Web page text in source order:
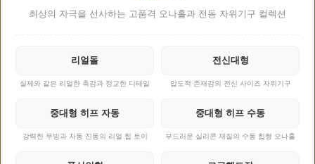
최상의 자극을 선사하는 고품격 오나홀과 전동 자위기구 컬렉션
리얼돌
실제와 같은 리얼한 촉감과 정교한 디테일
전신대형
압도적 존재감의 전신 사이즈 자위기구
중대형 히프 자동
강력한 무빙과 자동 진동의 리얼 힙 토이
중대형 히프 수동
부드러운 실리콘 재질의 수동 힙형 오나홀